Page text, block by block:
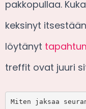
pakkopullaa.
keksinyt
löytänyt
treffit ovat juuri
Miten jaksaa